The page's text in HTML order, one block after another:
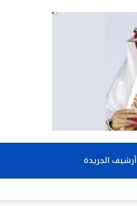
أرشيف الجريدة
عن